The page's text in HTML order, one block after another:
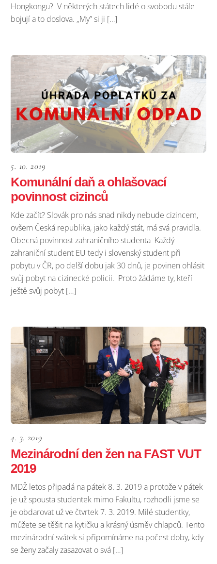
Hongkongu? V některých státech lidé o svobodu stále
bojují a to doslova. „My” si ji […]
5. 10. 2019
Komunální daň a ohlašovací
povinnost cizinců
Kde začít? Slovák pro nás snad nikdy nebude cizincem,
ovšem Česká republika, jako každý stát, má svá pravidla.
Obecná povinnost zahraničního studenta Každý
zahraniční student EU tedy i slovenský student při
pobytu v ČR, po delší dobu jak 30 dnů, je povinen ohlásit
svůj pobyt na cizinecké policii. Proto žádáme ty, kteří
ještě svůj pobyt […]
4. 3. 2019
Mezinárodní den žen na FAST VUT
2019
MDŽ letos připadá na pátek 8. 3. 2019 a protože v pátek
je už spousta studentek mimo Fakultu, rozhodli jsme se
je obdarovat už ve čtvrtek 7. 3. 2019. Milé studentky,
můžete se těšit na kytičku a krásný úsměv chlapců. Tento
mezinárodní svátek si připomínáme na počest doby, kdy
se ženy začaly zasazovat o svá […]